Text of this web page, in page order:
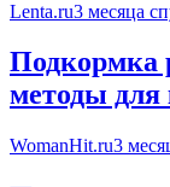
Lenta.ru3 месяца
Подкормка
методы для
WomanHit.ru3